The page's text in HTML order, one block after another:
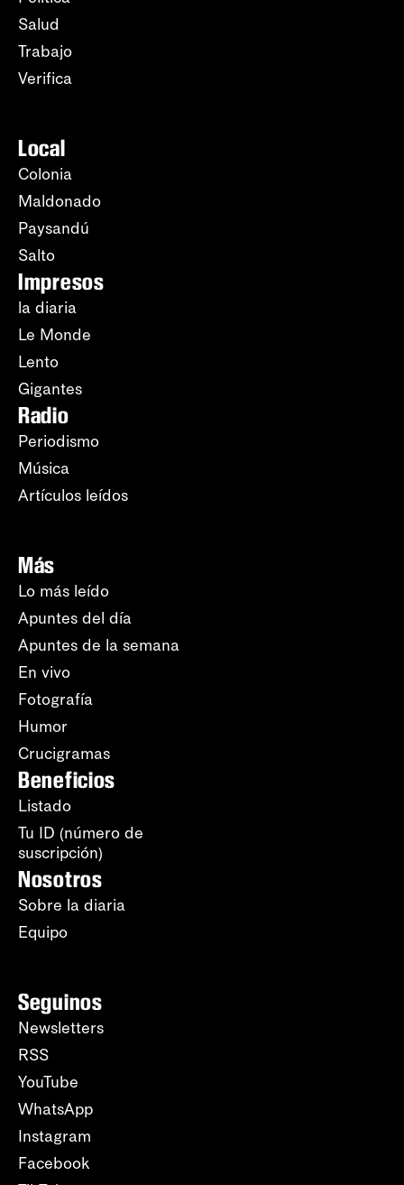
Salud
Trabajo
Verifica
Local
Colonia
Maldonado
Paysandú
Salto
Impresos
la diaria
Le Monde
Lento
Gigantes
Radio
Periodismo
Música
Artículos leídos
Más
Lo más leído
Apuntes del día
Apuntes de la semana
En vivo
Fotografía
Humor
Crucigramas
Beneficios
Listado
Tu ID (número de
suscripción)
Nosotros
Sobre la diaria
Equipo
Seguinos
Newsletters
RSS
YouTube
WhatsApp
Instagram
Facebook